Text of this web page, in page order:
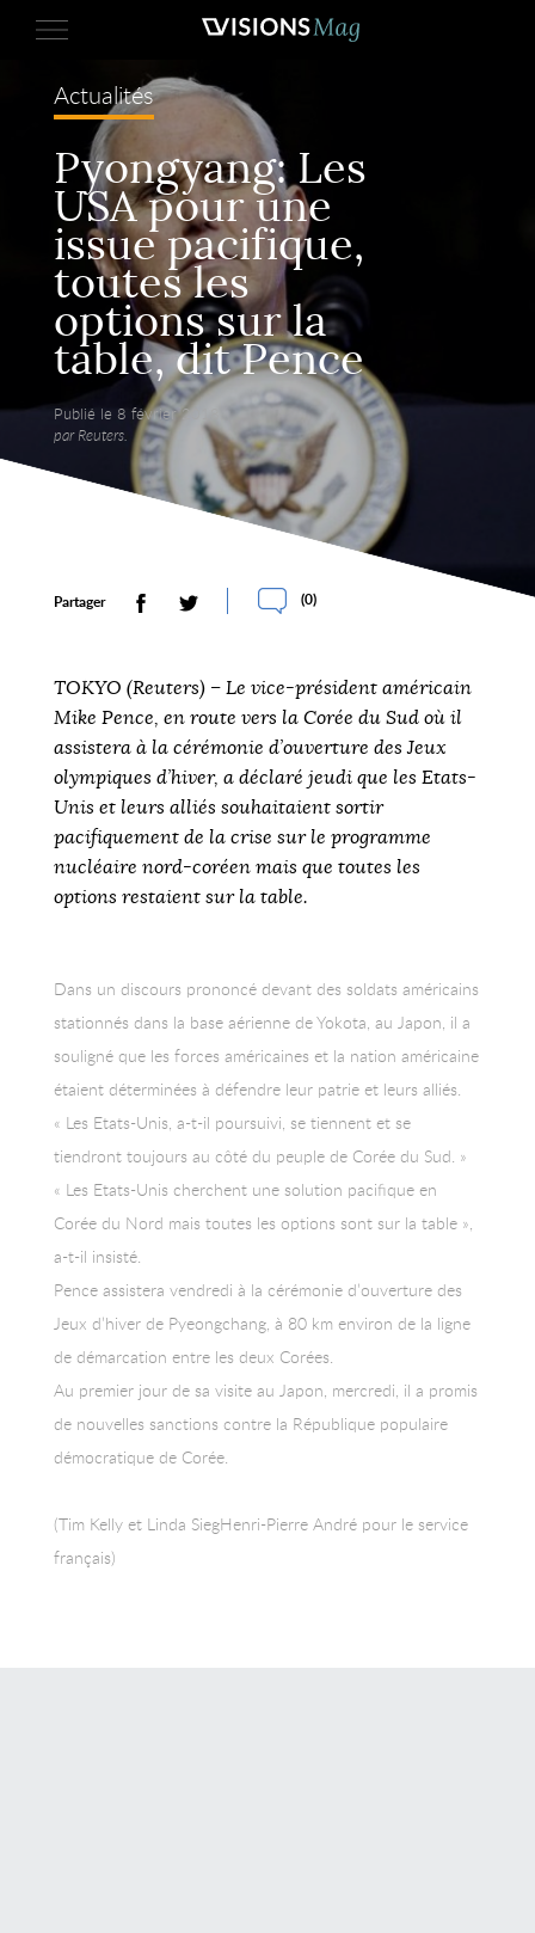
Actualités
Pyongyang: Les
USA pour une
issue pacifique,
toutes les
options sur la
table, dit Pence
Publié le 8 février 2018,
par Reuters.
Partager (0)
TOKYO (Reuters) – Le vice-président américain
Mike Pence, en route vers la Corée du Sud où il
assistera à la cérémonie d’ouverture des Jeux
olympiques d’hiver, a déclaré jeudi que les Etats-
Unis et leurs alliés souhaitaient sortir
pacifiquement de la crise sur le programme
nucléaire nord-coréen mais que toutes les
options restaient sur la table.
Dans un discours prononcé devant des soldats américains
stationnés dans la base aérienne de Yokota, au Japon, il a
souligné que les forces américaines et la nation américaine
étaient déterminées à défendre leur patrie et leurs alliés.
« Les Etats-Unis, a-t-il poursuivi, se tiennent et se
tiendront toujours au côté du peuple de Corée du Sud. »
« Les Etats-Unis cherchent une solution pacifique en
Corée du Nord mais toutes les options sont sur la table »,
a-t-il insisté.
Pence assistera vendredi à la cérémonie d’ouverture des
Jeux d’hiver de Pyeongchang, à 80 km environ de la ligne
de démarcation entre les deux Corées.
Au premier jour de sa visite au Japon, mercredi, il a promis
de nouvelles sanctions contre la République populaire
démocratique de Corée.
(Tim Kelly et Linda SiegHenri-Pierre André pour le service
français)